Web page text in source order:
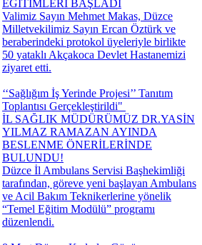
EĞİTİMLERİ BAŞLADI
Valimiz Sayın Mehmet Makas, Düzce
Milletvekilimiz Sayın Ercan Öztürk ve
beraberindeki protokol üyeleriyle birlikte
50 yataklı Akçakoca Devlet Hastanemizi
ziyaret etti.
‘‘Sağlığım İş Yerinde Projesi’’ Tanıtım
Toplantısı Gerçekleştirildi" ​
İL SAĞLIK MÜDÜRÜMÜZ DR.YASİN
YILMAZ RAMAZAN AYINDA
BESLENME ÖNERİLERİNDE
BULUNDU!
Düzce İl Ambulans Servisi Başhekimliği
tarafından, göreve yeni başlayan Ambulans
ve Acil Bakım Teknikerlerine yönelik
“Temel Eğitim Modülü” programı
düzenlendi.